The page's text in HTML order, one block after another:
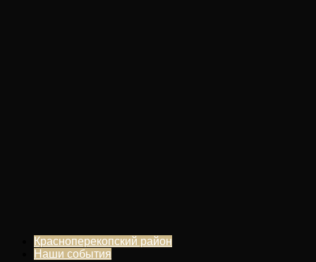
Красноперекопский район
Наши события